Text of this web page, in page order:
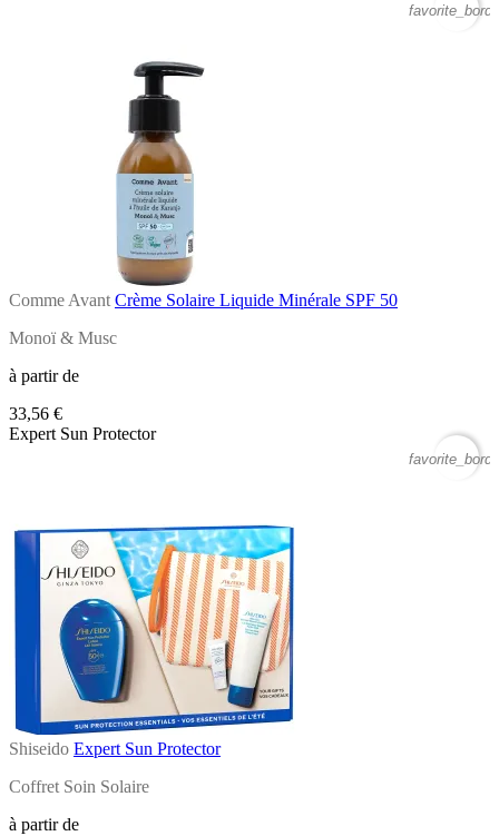
Comme Avant Crème Solaire Liquide Minérale SPF 50
Monoï & Musc
à partir de
33,56 €
Expert Sun Protector
Shiseido Expert Sun Protector
Coffret Soin Solaire
à partir de